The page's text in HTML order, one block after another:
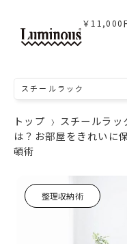
￥11,000
スチールラック
トップ スチールラッ
は？お部屋をきれいに
頓術
整理収納術